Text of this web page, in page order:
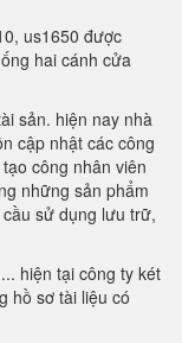
us1650 được
hai cánh cửa
sản. hiện nay nhà
cập nhật các công
công nhân viên
những sản phẩm
sử dụng lưu trữ,
hiện tại công ty két
hồ sơ tài liệu có